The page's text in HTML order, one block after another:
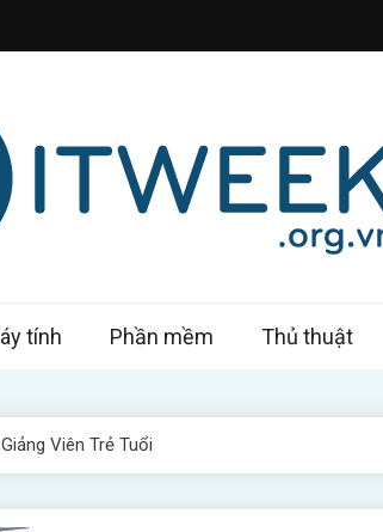
tính Phần mềm Thủ thuật
Viên Trẻ Tuổi